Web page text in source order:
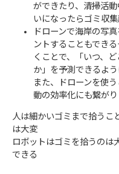
ができたり、清掃活
いになったらゴミ収集
ドローンで海岸の写
ントすることもでき
くことで、「いつ、
か」を予測できるよう
また、ドローンを使
動の効率化にも繋がり
人は細かいゴミまで拾うこ
は大変
ロボットはゴミを拾うのは
できる